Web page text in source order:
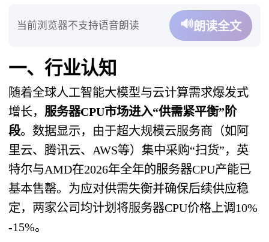
当前浏览器不支持语音朗读 🔊朗读全文
一、行业认知
随着全球人工智能大模型与云计算需求爆发式
增长， 服务器CPU市场进入“供需紧平衡”阶
段。数据显示，由于超大规模云服务商（如阿
里云、腾讯云、AWS等）集中采购“扫货”，英
特尔与AMD在2026年全年的服务器CPU产能已
基本售罄。为应对供需失衡并确保后续供应稳
定，两家公司均计划将服务器CPU价格上调10%
-15%。